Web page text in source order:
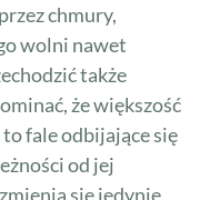
chmury,
wolni nawet
także
że większość
fale odbijające się
od jej
się jedynie